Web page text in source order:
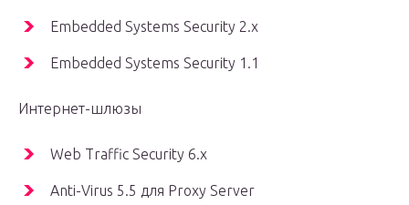
Embedded Systems Security 2.x
Embedded Systems Security 1.1
Интернет-шлюзы
Web Traffic Security 6.x
Anti-Virus 5.5 для Proxy Server